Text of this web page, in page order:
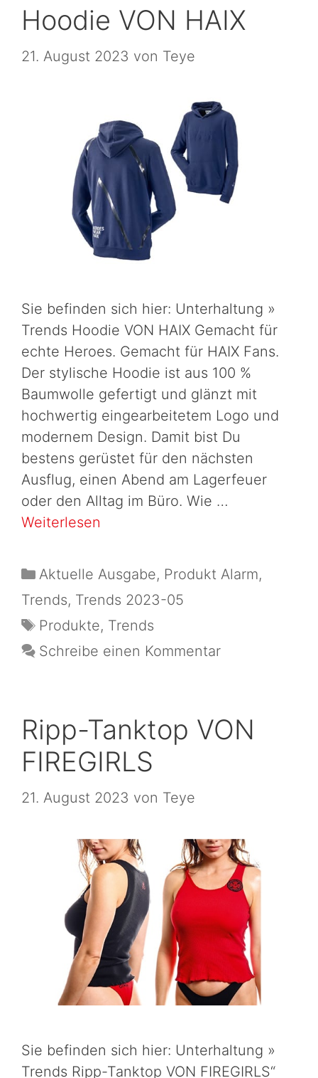
Hoodie VON HAIX
21. August 2023 von Teye
Sie befinden sich hier: Unterhaltung »
Trends Hoodie VON HAIX Gemacht für
echte Heroes. Gemacht für HAIX Fans.
Der stylische Hoodie ist aus 100 %
Baumwolle gefertigt und glänzt mit
hochwertig eingearbeitetem Logo und
modernem Design. Damit bist Du
bestens gerüstet für den nächsten
Ausflug, einen Abend am Lagerfeuer
oder den Alltag im Büro. Wie …
Weiterlesen
Aktuelle Ausgabe, Produkt Alarm,
Trends, Trends 2023-05
Produkte, Trends
Schreibe einen Kommentar
Ripp-Tanktop VON
FIREGIRLS
21. August 2023 von Teye
Sie befinden sich hier: Unterhaltung »
Trends Ripp-Tanktop VON FIREGIRLS“